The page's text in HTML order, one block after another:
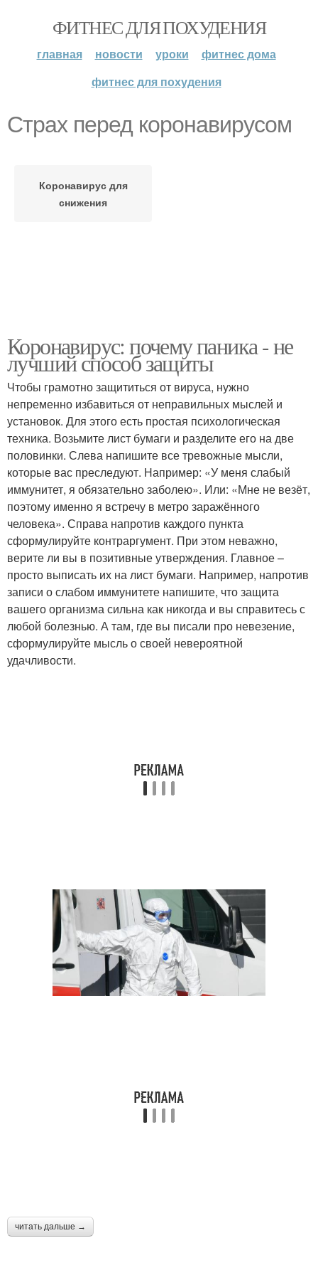
ФИТНЕС ДЛЯ ПОХУДЕНИЯ
главная новости уроки
фитнес дома
фитнес для похудения
Страх перед коронавирусом
Коронавирус для
снижения
Коронавирус: почему паника - не
лучший способ защиты
Чтобы грамотно защититься от вируса, нужно
непременно избавиться от неправильных мыслей и
установок. Для этого есть простая психологическая
техника. Возьмите лист бумаги и разделите его на две
половинки. Слева напишите все тревожные мысли,
которые вас преследуют. Например: «У меня слабый
иммунитет, я обязательно заболею». Или: «Мне не везёт,
поэтому именно я встречу в метро заражённого
человека». Справа напротив каждого пункта
сформулируйте контраргумент. При этом неважно,
верите ли вы в позитивные утверждения. Главное –
просто выписать их на лист бумаги. Например, напротив
записи о слабом иммунитете напишите, что защита
вашего организма сильна как никогда и вы справитесь с
любой болезнью. А там, где вы писали про невезение,
сформулируйте мысль о своей невероятной
удачливости.
читать дальше →